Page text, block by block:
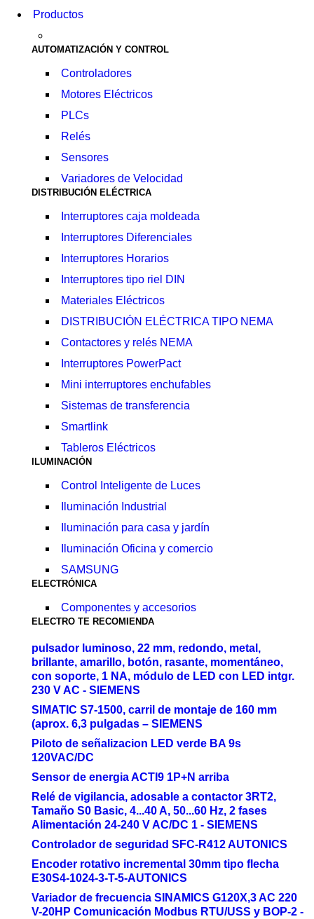
Productos
AUTOMATIZACIÓN Y CONTROL
Controladores
Motores Eléctricos
PLCs
Relés
Sensores
Variadores de Velocidad
DISTRIBUCIÓN ELÉCTRICA
Interruptores caja moldeada
Interruptores Diferenciales
Interruptores Horarios
Interruptores tipo riel DIN
Materiales Eléctricos
DISTRIBUCIÓN ELÉCTRICA TIPO NEMA
Contactores y relés NEMA
Interruptores PowerPact
Mini interruptores enchufables
Sistemas de transferencia
Smartlink
Tableros Eléctricos
ILUMINACIÓN
Control Inteligente de Luces
Iluminación Industrial
Iluminación para casa y jardín
Iluminación Oficina y comercio
SAMSUNG
ELECTRÓNICA
Componentes y accesorios
ELECTRO TE RECOMIENDA
pulsador luminoso, 22 mm, redondo, metal,
brillante, amarillo, botón, rasante, momentáneo,
con soporte, 1 NA, módulo de LED con LED intgr.
230 V AC - SIEMENS
SIMATIC S7-1500, carril de montaje de 160 mm
(aprox. 6,3 pulgadas – SIEMENS
Piloto de señalizacion LED verde BA 9s
120VAC/DC
Sensor de energia ACTI9 1P+N arriba
Relé de vigilancia, adosable a contactor 3RT2,
Tamaño S0 Basic, 4...40 A, 50...60 Hz, 2 fases
Alimentación 24-240 V AC/DC 1 - SIEMENS
Controlador de seguridad SFC-R412 AUTONICS
Encoder rotativo incremental 30mm tipo flecha
E30S4-1024-3-T-5-AUTONICS
Variador de frecuencia SINAMICS G120X,3 AC 220
V-20HP Comunicación Modbus RTU/USS y BOP-2 -